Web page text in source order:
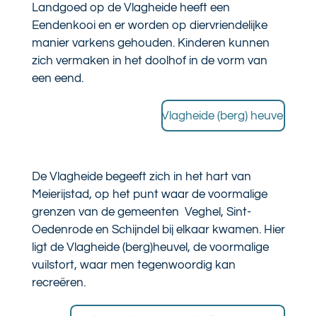
Landgoed op de Vlagheide heeft een
Eendenkooi en er worden op diervriendelijke
manier varkens gehouden. Kinderen kunnen
zich vermaken in het doolhof in de vorm van
een eend.
Vlagheide (berg) heuvel
De Vlagheide begeeft zich in het hart van
Meierijstad, op het punt waar de voormalige
grenzen van de gemeenten Veghel, Sint-
Oedenrodeen Schijndel bij elkaar kwamen. Hier
ligt de Vlagheide (berg)heuvel, de voormalige
vuilstort, waar men tegenwoordig kan
recreëren.